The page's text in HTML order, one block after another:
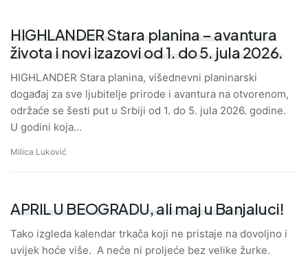
HIGHLANDER Stara planina – avantura
života i novi izazovi od 1. do 5. jula 2026.
HIGHLANDER Stara planina, višednevni planinarski
događaj za sve ljubitelje prirode i avantura na otvorenom,
održaće se šesti put u Srbiji od 1. do 5. jula 2026. godine.
U godini koja…
Milica Luković
APRIL U BEOGRADU, ali maj u Banjaluci!
Tako izgleda kalendar trkača koji ne pristaje na dovoljno i
uvijek hoće više. A neće ni proljeće bez velike žurke.